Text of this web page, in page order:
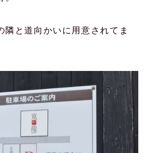
隣と道向かいに用意されてま